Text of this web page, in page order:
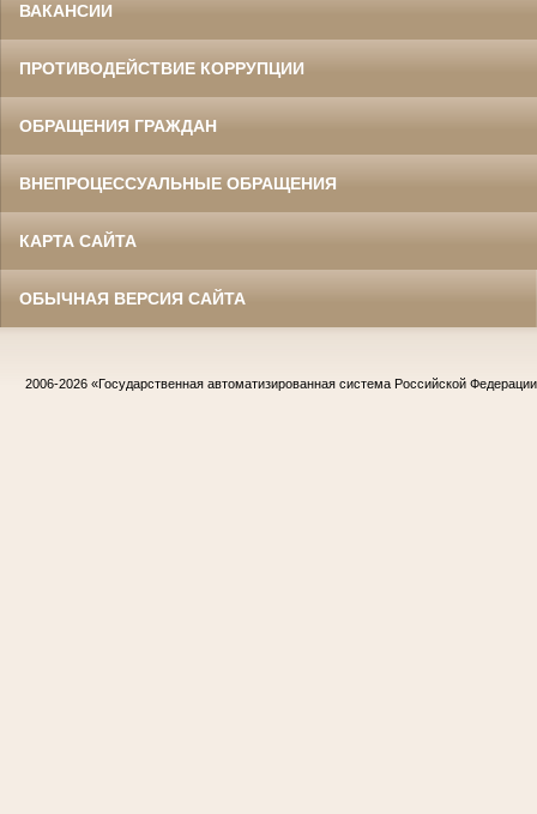
ВАКАНСИИ
ПРОТИВОДЕЙСТВИЕ КОРРУПЦИИ
ОБРАЩЕНИЯ ГРАЖДАН
ВНЕПРОЦЕССУАЛЬНЫЕ ОБРАЩЕНИЯ
КАРТА САЙТА
ОБЫЧНАЯ ВЕРСИЯ САЙТА
2006-2026 «Государственная автоматизированная система Российской